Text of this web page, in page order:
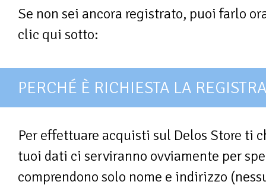
Se non sei ancora registrato, puoi farlo
clic qui sotto:
PERCHÉ È RICHIESTA LA
Per effettuare acquisti sul Delos Store ti
tuoi dati ci serviranno ovviamente per
comprendono solo nome e indirizzo